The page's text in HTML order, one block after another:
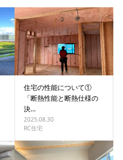
住宅の性能について①
「断熱性能と断熱仕様の
決…
2025.08.30
RC住宅